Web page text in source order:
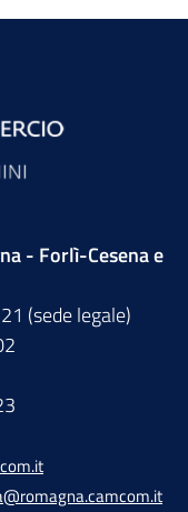
- Forlì-Cesena e
(sede legale)